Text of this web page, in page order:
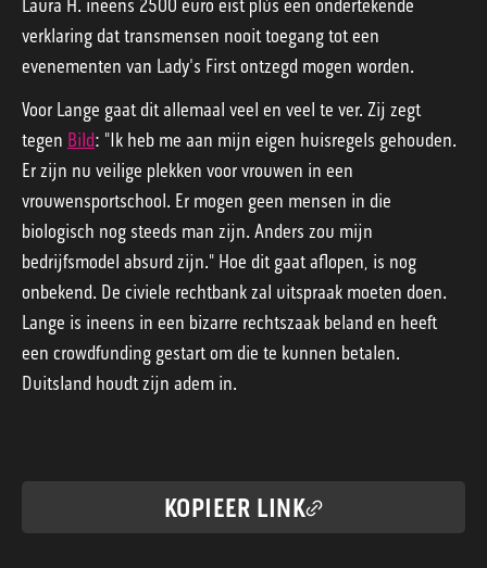
Laura H. ineens 2500 euro eist plús een ondertekende
verklaring dat transmensen nooit toegang tot een
evenementen van Lady's First ontzegd mogen worden.
Voor Lange gaat dit allemaal veel en veel te ver. Zij zegt
tegen Bild: "Ik heb me aan mijn eigen huisregels gehouden.
Er zijn nu veilige plekken voor vrouwen in een
vrouwensportschool. Er mogen geen mensen in die
biologisch nog steeds man zijn. Anders zou mijn
bedrijfsmodel absurd zijn." Hoe dit gaat aflopen, is nog
onbekend. De civiele rechtbank zal uitspraak moeten doen.
Lange is ineens in een bizarre rechtszaak beland en heeft
een crowdfunding gestart om die te kunnen betalen.
Duitsland houdt zijn adem in.
KOPIEER LINK